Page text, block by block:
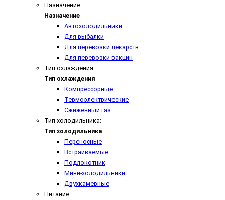
Назначение:
Назначение
Автохолодильники
Для рыбалки
Для перевозки лекарств
Для перевозки вакцин
Тип охлаждения:
Тип охлаждения
Компрессорные
Термоэлектрические
Сжиженный газ
Тип холодильника:
Тип холодильника
Переносные
Встраиваемые
Подлокотник
Мини-холодильники
Двухкамерные
Питание: